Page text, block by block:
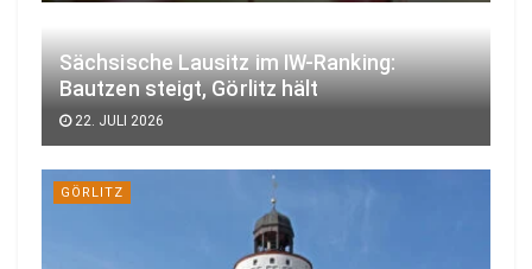
Sächsische Lausitz im IW-Ranking:
Bautzen steigt, Görlitz hält
22. JULI 2026
GÖRLITZ